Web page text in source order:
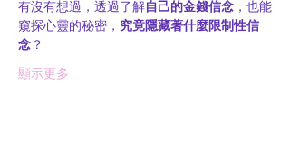
有沒有想過，透過了解自己的金錢信念 ，也能
窺探心靈的秘密， 究竟隱藏著什麼限制性信
念 ？
顯示更多